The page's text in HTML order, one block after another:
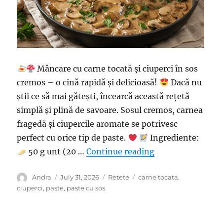
Mâncare cu carne tocată și ciuperci în sos
cremos – o cină rapidă și delicioasă!
Dacă nu
știi ce să mai gătești, încearcă această rețetă
simplă și plină de savoare. Sosul cremos, carnea
fragedă și ciupercile aromate se potrivesc
perfect cu orice tip de paste.
Ingrediente:
50 g unt (20 … Continue reading“Mâncare cu
Author
Andra
Posted
on
July 31, 2026 Categories
Retete Tags
carne tocata,
ciuperci, paste, paste cu sos